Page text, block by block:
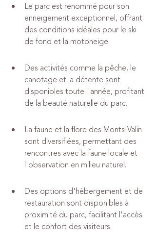
Le parc est renommé pour son
enneigement exceptionnel, offrant
des conditions idéales pour le ski
de fond et la motoneige.
Des activités comme la pêche, le
canotage et la détente sont
disponibles toute l'année, profitant
de la beauté naturelle du parc.
La faune et la flore des Monts-Valin
sont diversifiées, permettant des
rencontres avec la faune locale et
l'observation en milieu naturel.
Des options d'hébergement et de
restauration sont disponibles à
proximité du parc, facilitant l'accès
et le confort des visiteurs.